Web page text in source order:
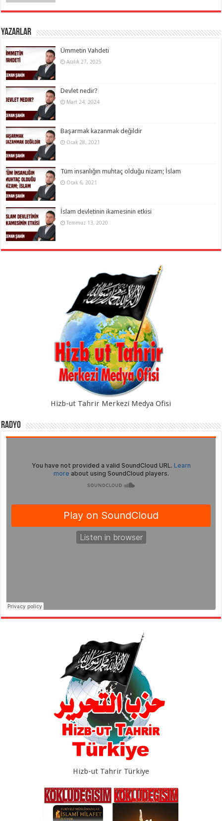
Yazarlar
Ümmetin Vahdeti
Aralık 27, 2025
Devlet nedir?
Mart 24, 2024
Başarmak kazanmak değildir
Ocak 28, 2021
Tüm insanlığın muhtaç olduğu nizam; İslam
Ocak 6, 2021
İslam devletinin ikamesinin etkisi
Temmuz 13, 2020
Hizb-ut Tahrir Merkezi Medya Ofisi
Radyo
Hizb-ut Tahrir Türkiye